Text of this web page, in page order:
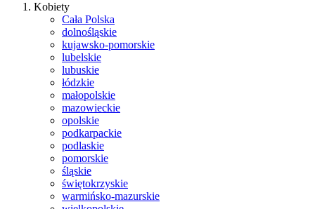
Kobiety
Cała Polska
dolnośląskie
kujawsko-pomorskie
lubelskie
lubuskie
łódzkie
małopolskie
mazowieckie
opolskie
podkarpackie
podlaskie
pomorskie
śląskie
świętokrzyskie
warmińsko-mazurskie